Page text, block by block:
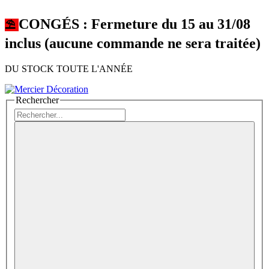
⛱︎ CONGÉS : Fermeture du 15 au 31/08
inclus (aucune commande ne sera traitée)
DU STOCK TOUTE L'ANNÉE
Rechercher